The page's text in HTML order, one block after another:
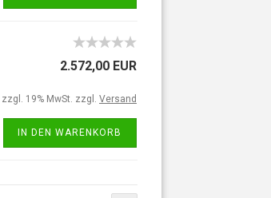
2.572,00 EUR
zzgl. 19% MwSt. zzgl. Versand
IN DEN WARENKORB